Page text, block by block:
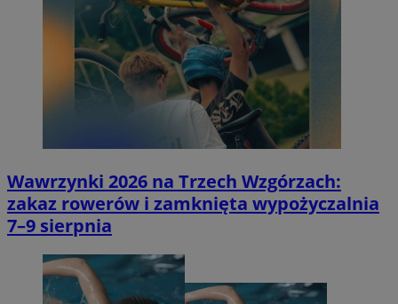
Wawrzynki 2026 na Trzech Wzgórzach:
zakaz rowerów i zamknięta wypożyczalnia
7–9 sierpnia